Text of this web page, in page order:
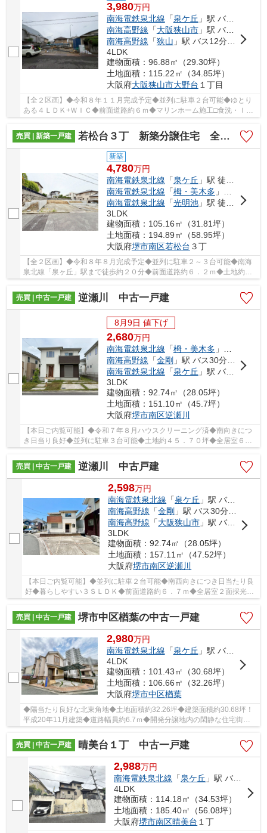
3,980万円
南海電鉄泉北線 「泉ケ丘 」駅 バス26分 「狭山ニュータウンセンター」 停歩3分
南海高野線 「大阪狭山市」駅 バス9分 「狭山ニュータウンセンター」 停歩3分
南海高野線 「狭山 」駅 バス12分 「西山台四丁目南」 停歩9分
4LDK
建物面積：96.88㎡（29.30坪）
土地面積：115.22㎡（34.85坪）
大阪府大阪狭山市大野台 １丁目
【全２区画】◆令和８年１１月完成予定◆並列に駐車２台可能◆ゆとり
ある４ＬＤＫ+ＷＩＣ◆前面道路約６ｍ◆マリンホーム施工□食洗・ＩＨ
売買 | 新築一戸建
若松台３丁 新築分譲住宅 全２区画
新築
4,780万円
南海電鉄泉北線 「泉ケ丘 」駅 徒歩19分
南海電鉄泉北線 「栂・美木多 」駅 徒歩31分
南海電鉄泉北線 「光明池」駅 徒歩58分
3LDK
建物面積：105.16㎡（31.81坪）
土地面積：194.89㎡（58.95坪）
大阪府堺市南区若松台 ３丁
【全２区画】◆令和８年８月完成予定◆並列に駐車２～３台可能◆南海
泉北線「泉ヶ丘」駅まで徒歩約２０分◆前面道路約６．２ｍ◆土地約５
売買 | 中古一戸建
逆瀬川 中古一戸建
8月9日 値下げ
2,680万円
南海電鉄泉北線 「栂・美木多 」駅 バス8分 「畑口（大阪府）」 停歩5分
南海高野線 「金剛 」駅 バス30分 「槇塚台センター」 停歩23分
南海電鉄泉北線 「泉ケ丘 」駅 バス11分 「槇塚台センター」 停歩23分
3LDK
建物面積：92.74㎡（28.05坪）
土地面積：151.10㎡（45.7坪）
大阪府堺市南区逆瀬川
【本日ご内覧可能】◆令和７年８月ハウスクリーニング済◆南向きにつ
き日当り良好◆並列に駐車３台可能◆土地約４５．７０坪◆全居室６帖
以上の３ＬＤＫ+ＷＩＣ□前面道路約１０．８ｍと広々♪
売買 | 中古一戸建
逆瀬川 中古戸建
2,598万円
南海電鉄泉北線 「泉ケ丘 」駅 バス13分 「槇塚台２丁南」 停歩3分
南海高野線 「金剛 」駅 バス30分 「槇塚台センター」 停歩11分
南海高野線 「大阪狭山市 」駅 バス21分 「槇塚台センター」 停歩11分
3LDK
建物面積：92.74㎡（28.05坪）
土地面積：157.11㎡（47.52坪）
大阪府堺市南区逆瀬川
【本日ご内覧可能】◆並列に駐車２台可能◆南西向きにつき日当たり良
好◆暮らしやすい３ＳＬＤＫ◆前面道路約６．７ｍ◆全居室２面採光◆
オール電化住宅□閑静な住宅街です
売買 | 中古一戸建
堺市中区楢葉の中古一戸建
2,980万円
南海電鉄泉北線 「泉ケ丘 」駅 バス5分 「宮山台４丁」 停歩10分
4LDK
建物面積：101.43㎡（30.68坪）
土地面積：106.66㎡（32.26坪）
大阪府堺市中区楢葉
◆陽当たり良好な北東角地◆土地面積約32.26坪◆建築面積約30.68坪！
平成20年11月建築◆道路幅員約6.7ｍ◆開発分譲地内の閑静な住宅街◆
南海泉北線「泉ヶ丘」駅までバス５分！バス停まで徒歩...
売買 | 中古一戸建
晴美台１丁 中古一戸建
2,988万円
南海電鉄泉北線 「泉ケ丘 」駅 バス8分 「スマ・エコタウン晴美台」 停歩3分
4LDK
建物面積：114.18㎡（34.53坪）
土地面積：185.40㎡（56.08坪）
大阪府堺市南区晴美台 １丁